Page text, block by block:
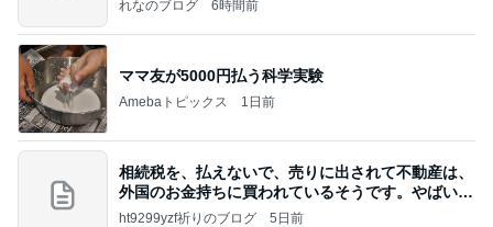
れなのブログ 6時間前
ママ友が5000円払う科学実験
Amebaトピックス 1日前
相続税を、払えないで、売りに出されて不動産は、
外国のお金持ちに買われているそうです。やばいで
すよ
ht9299yzf祈りのブログ 5日前